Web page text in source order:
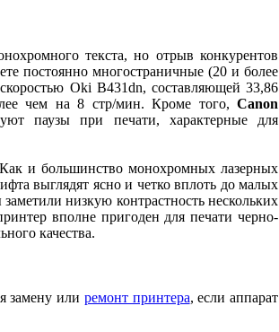
текста, но отрыв конкурентов
постоянно многостраничные (20 и более
Oki B431dn, составляющей 33,86
чем на 8 стр/мин. Кроме того, Canon
паузы при печати, характерные для
и большинство монохромных лазерных
выглядят ясно и четко вплоть до малых
низкую контрастность нескольких
вполне пригоден для печати черно-
качества.
замену или ремонт принтера, если аппарат